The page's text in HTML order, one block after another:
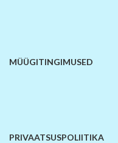
MÜÜGITINGIMUSED
PRIVAATSUSPOLIITIKA